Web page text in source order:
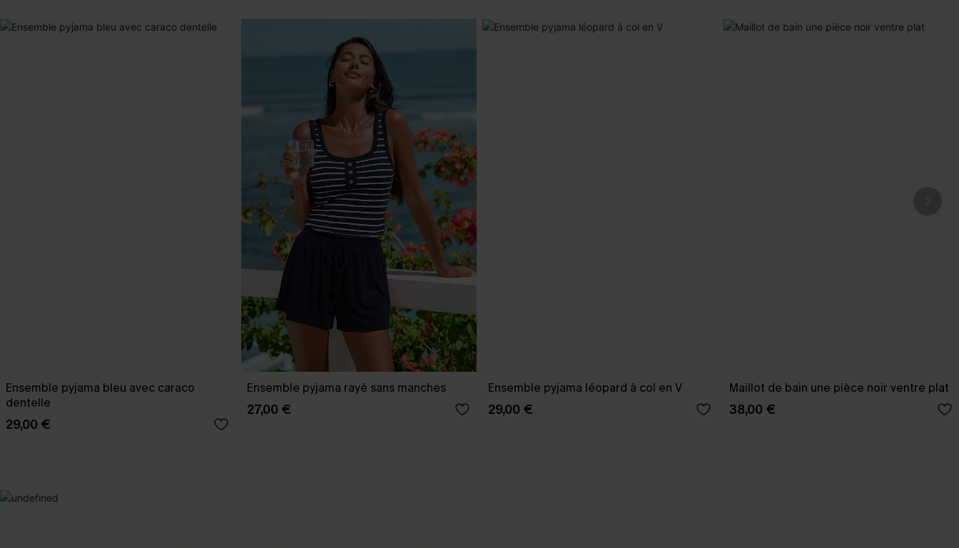
Ensemble pyjama bleu avec caraco
dentelle
29,00 €
Ensemble pyjama rayé sans manches
27,00 €
Ensemble pyjama léopard à col en V
29,00 €
Maillot de bain une pièce noir ventre plat
38,00 €